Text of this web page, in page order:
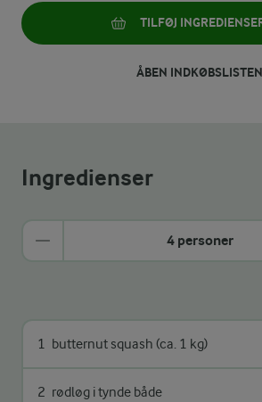
TILFØJ
ÅBEN INDKØBSLISTEN
Ingredienser
4 personer
1 butternut squash (ca. 1 kg)
2 rødløg i tynde både